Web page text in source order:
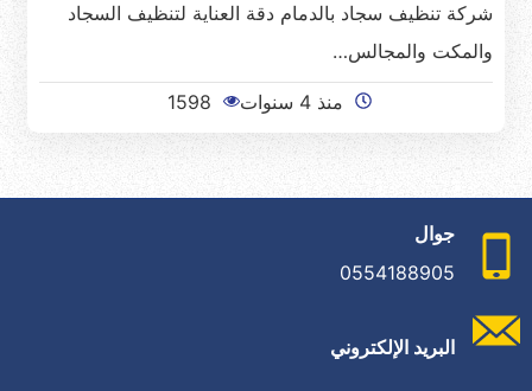
شركة تنظيف سجاد بالدمام دقة العناية لتنظيف السجاد
والمكت والمجالس…
منذ 4 سنوات 1598
جوال
0554188905
البريد الإلكتروني